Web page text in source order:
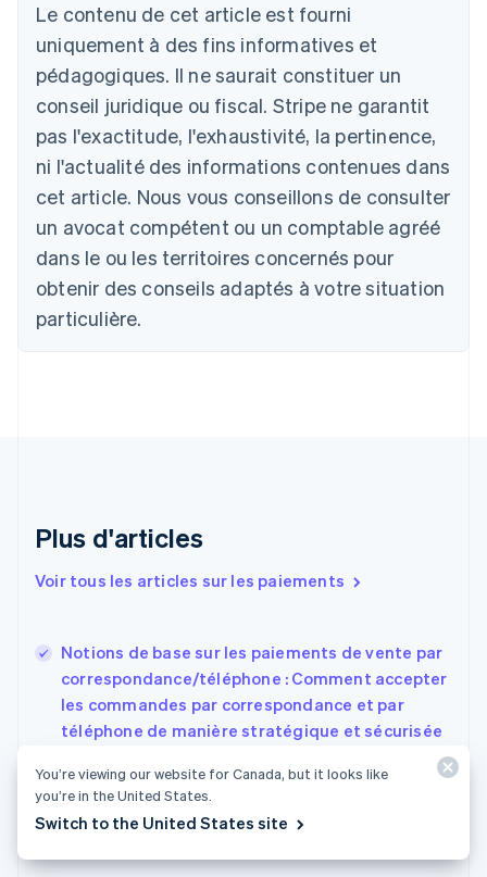
Le contenu de cet article est fourni
uniquement à des fins informatives et
pédagogiques. Il ne saurait constituer un
conseil juridique ou fiscal. Stripe ne garantit
pas l'exactitude, l'exhaustivité, la pertinence,
ni l'actualité des informations contenues dans
cet article. Nous vous conseillons de consulter
un avocat compétent ou un comptable agréé
dans le ou les territoires concernés pour
obtenir des conseils adaptés à votre situation
particulière.
Plus d'articles
Voir tous les articles sur les paiements
Notions de base sur les paiements de vente par
correspondance/téléphone : Comment accepter
les commandes par correspondance et par
téléphone de manière stratégique et sécurisée
Australie : Guide rapide pour les entreprises
Frais associés aux passerelles de paiement
Allemagne
DeutschEnglish
Australie
English
Autriche
Deutsch English
Belgique
NederlandsFrançaisDeutschEnglish
Brésil
Bulgarie
English
Canada
EnglishFrançais
Chine continentale
Espagne
Estonie
EnglishEspañol简体中文
Finlande
EnglishSvenska
France
Français
Gibraltar
English
English
You’re viewing our website for Canada, but it looks like
you’re in the United States.
Switch to the United States site